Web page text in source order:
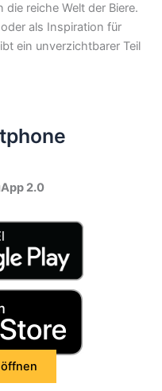
reiche Welt der Biere.
als Inspiration für
ein unverzichtbarer Teil
2.0